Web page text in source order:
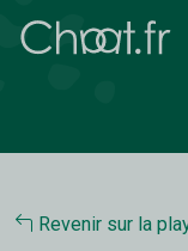
Revenir sur la